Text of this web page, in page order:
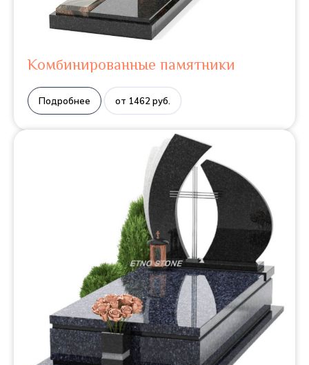
Комбинированные памятники
Подробнее от 1462 руб.